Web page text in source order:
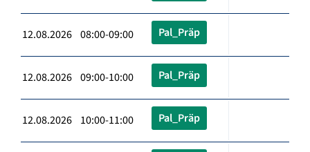
12.08.2026 08:00-09:00 Pal_Präp
12.08.2026 09:00-10:00 Pal_Präp
12.08.2026 10:00-11:00 Pal_Präp